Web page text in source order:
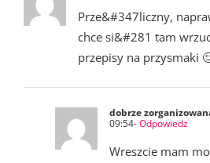
Prze&#347liczny,
chce si&#281 tam
przepisy na przysmaki
dobrze
09:54- Odpowiedz
Wreszcie mam